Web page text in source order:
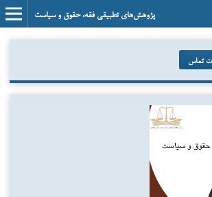
پژوهش‌های تطبیقی فقه، حقوق و سیاست
تماس